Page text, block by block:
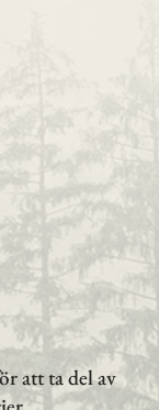
att ta del av